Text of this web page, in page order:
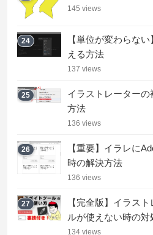
145 views
24
【単位が変わらな
える方法
137 views
25
イラストレーター
方法
136 views
26
【重要】イラレに
時の解決方法
136 views
27
【完全版】イラス
ルが使えない時の対
134 views